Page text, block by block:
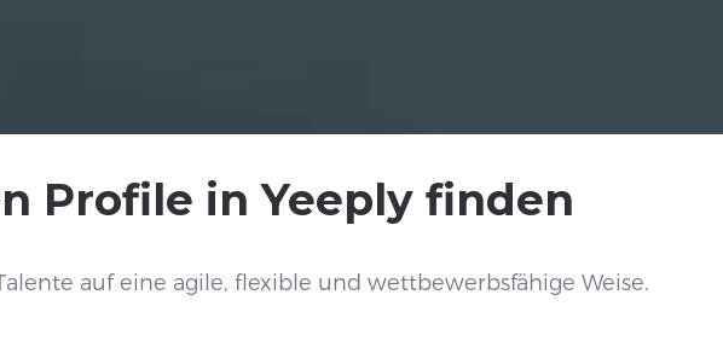
Profile in Yeeply finden
auf eine agile, flexible und wettbewerbsfähige Weise.